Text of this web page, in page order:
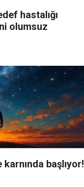
hastalığı
olumsuz
karnında başlıyor!